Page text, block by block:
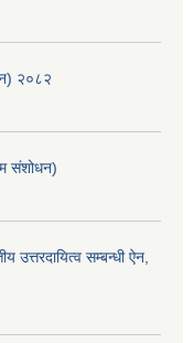
२०८२
संशोधन)
उत्तरदायित्व सम्बन्धी ऐन,